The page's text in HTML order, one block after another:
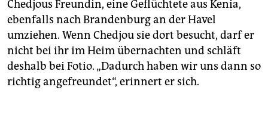
Chedjous Freundin, eine Geflüchtete aus Kenia,
ebenfalls nach Brandenburg an der Havel
umziehen. Wenn Chedjou sie dort besucht, darf er
nicht bei ihr im Heim übernachten und schläft
deshalb bei Fotio. „Dadurch haben wir uns dann so
richtig angefreundet“, erinnert er sich.